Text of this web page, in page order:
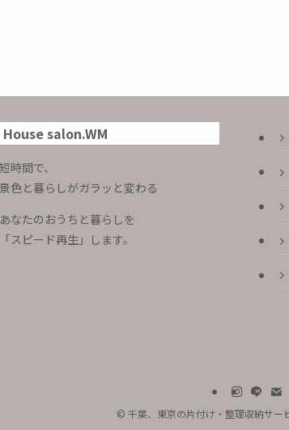
House salon.WM
短時間で、
景色と暮らしがガラッと変わる
あなたのおうちと暮らしを
「スピード再生」します。
© 千葉、東京の片付け・整理収納サー